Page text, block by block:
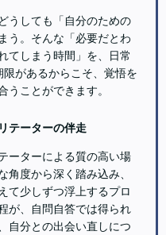
うしても「自分のための
う。そんな「必要だとわ
てしまう時間」を、日常
があるからこそ、覚悟を
うことができます。
テーターの伴走
ーターによる質の高い場
角度から深く踏み込み、
て少しずつ浮上するプロ
が、自問自答では得られ
自分との出会い直しにつ